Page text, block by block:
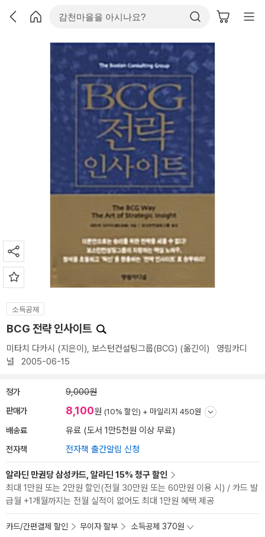
소득공제
BCG 전략 인사이트
미타치 다카시 (지은이), 보스턴컨설팅그룹(BCG) (옮긴이) 영림카디
널 2005-06-15
정가 9,000원
판매가 8,100원 (10% 할인) + 마일리지 450원
배송료 유료 (도서 1만5천원 이상 무료)
전자책 전자책 출간알림 신청
알라딘 만권당 삼성카드, 알라딘 15% 청구 할인
최대 1만원 또는 2만원 할인(전월 30만원 또는 60만원 이용 시) / 카드 발
급월 +1개월까지는 전월 실적이 없어도 최대 1만원 혜택 제공
카드/간편결제 할인 무이자 할부 소득공제 370원